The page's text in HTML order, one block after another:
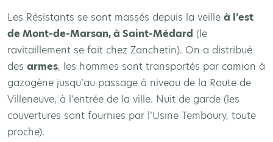
Les Résistants se sont massés depuis la veille à l’est
de Mont-de-Marsan, à Saint-Médard (le
ravitaillement se fait chez Zanchetin). On a distribué
des armes, les hommes sont transportés par camion à
gazogène jusqu’au passage à niveau de la Route de
Villeneuve, à l’entrée de la ville. Nuit de garde (les
couvertures sont fournies par l’Usine Temboury, toute
proche).